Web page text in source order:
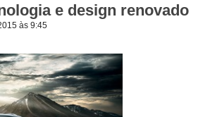
e design renovado
às 9:45